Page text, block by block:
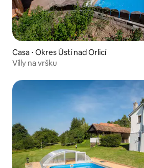
Casa ⋅ Okres Ústí nad Orlicí
Vílly na vršku